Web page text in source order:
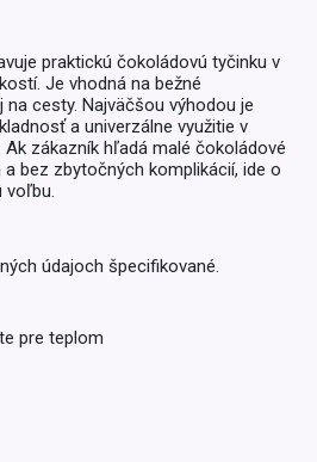
praktickú čokoládovú tyčinku v
Je vhodná na bežné
cesty. Najväčšou výhodou je
a univerzálne využitie v
zákazník hľadá malé čokoládové
bez zbytočných komplikácií, ide o
voľbu.
údajoch špecifikované.
pre teplom